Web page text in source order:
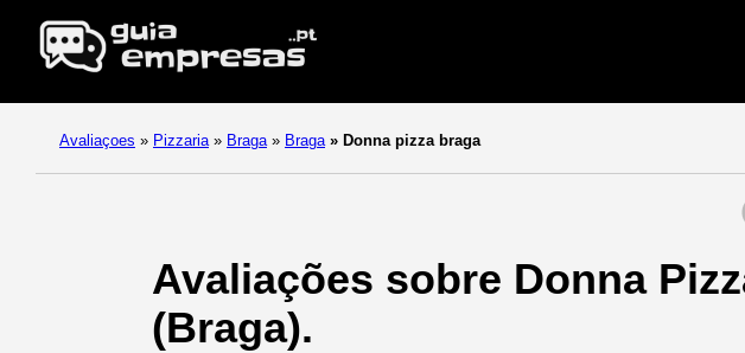
Avaliaçoes » Pizzaria » Braga » Braga » Donna pizza braga
Avaliações sobre Donna
(Braga).